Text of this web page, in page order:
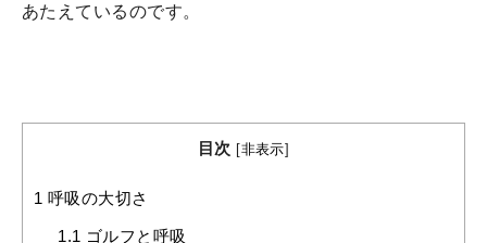
あたえているのです。
目次 [非表示]
1 呼吸の大切さ
1.1 ゴルフと呼吸